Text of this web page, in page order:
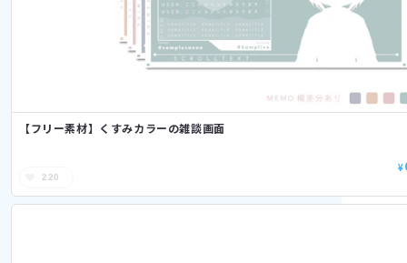
【フリー素材】くすみカラーの雑談画面
220
¥